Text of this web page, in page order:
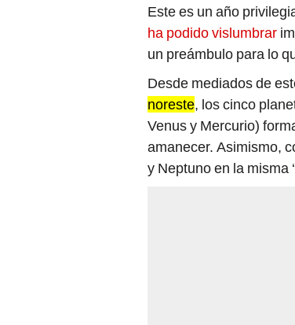
Este es un año
ha podido vislumbrar
un preámbulo para lo
Desde mediados de
noreste, los cinco
Venus y Mercurio)
amanecer. Asimismo,
y Neptuno en la misma